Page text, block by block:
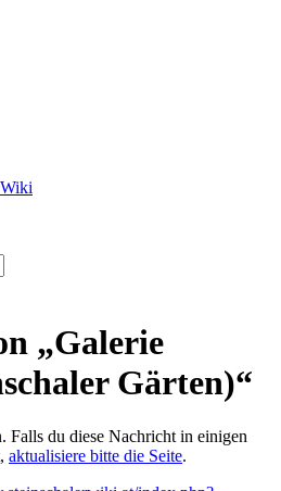
„Galerie
Gärten)“
Falls du diese Nachricht in einigen
aktualisiere bitte die Seite.